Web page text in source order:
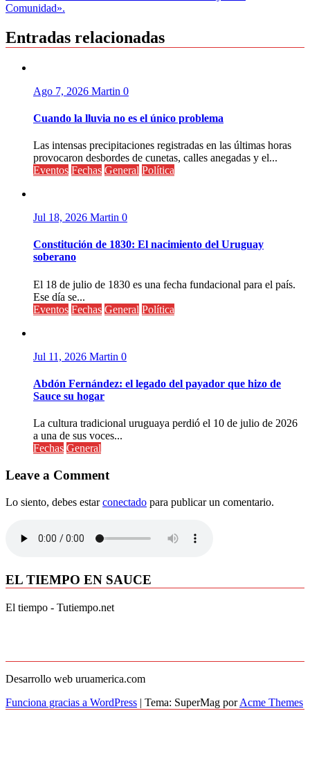
de
Comunidad».
Entradas relacionadas
Ago 7, 2026 Martin 0
Cuando la lluvia no es el único problema
Las intensas precipitaciones registradas en las últimas horas
provocaron desbordes de cunetas, calles anegadas y el...
Eventos Fechas General Política
Jul 18, 2026 Martin 0
Constitución de 1830: El nacimiento del Uruguay
soberano
El 18 de julio de 1830 es una fecha fundacional para el país.
Ese día se...
Eventos Fechas General Política
Jul 11, 2026 Martin 0
Abdón Fernández: el legado del payador que hizo de
Sauce su hogar
La cultura tradicional uruguaya perdió el 10 de julio de 2026
a una de sus voces...
Fechas General
Leave a Comment
Lo siento, debes estarconectado para publicar un comentario.
EL TIEMPO EN SAUCE
El tiempo - Tutiempo.net
Desarrollo web uruamerica.com
Funciona gracias a WordPress | Tema: SuperMag porAcme Themes